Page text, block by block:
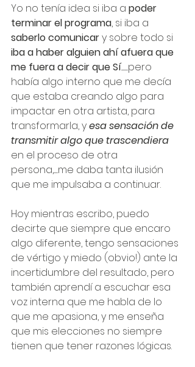
Yo no tenía idea si iba a poder
terminar el programa, si iba a
saberlo comunicar y sobre todo si
iba a haber alguien ahí afuera que
me fuera a decir que Sí...........pero
había algo interno que me decía
que estaba creando algo para
impactar en otra artista, para
transformarla, y esa sensación de
transmitir algo que trascendiera
en el proceso de otra
persona,.......me daba tanta ilusión
que me impulsaba a continuar.
Hoy mientras escribo, puedo
decirte que siempre que encaro
algo diferente, tengo sensaciones
de vértigo y miedo (obvio!) ante la
incertidumbre del resultado, pero
también aprendí a escuchar esa
voz interna que me habla de lo
que me apasiona, y me enseña
que mis elecciones no siempre
tienen que tener razones lógicas.